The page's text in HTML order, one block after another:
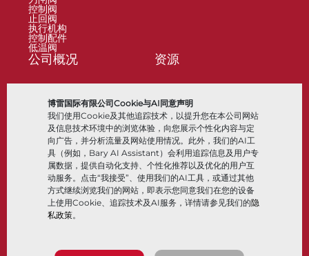
博雷国际有限公司Cookie与AI同意声明
我们使用Cookie及其他追踪技术，以提升您在本公司网站
及信息技术环境中的浏览体验，向您展示个性化内容与定
向广告，并分析流量及网站使用情况。此外，我们的AI工
具（例如，Bary AI Assistant）会利用追踪信息及用户专
属数据，提供自动化支持、个性化推荐以及优化的用户互
动服务。点击“我接受”、使用我们的AI工具，或通过其他
方式继续浏览我们的网站，即表示您同意我们在您的设备
上使用Cookie、追踪技术及AI服务，详情请参见我们的隐
私政策。
控制阀
止回阀
执行机构
控制配件
低温阀
公司概况
合作伙伴
可持续性
客户门户
资源
文档
知识中心
软件
材料选择
关注我们 LinkedIn YouTube